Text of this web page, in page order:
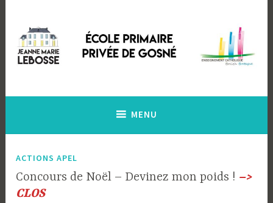
contenu
principal
MENU
ACTIONS APEL
Concours de Noël – Devinez mon poids ! –>
CLOS